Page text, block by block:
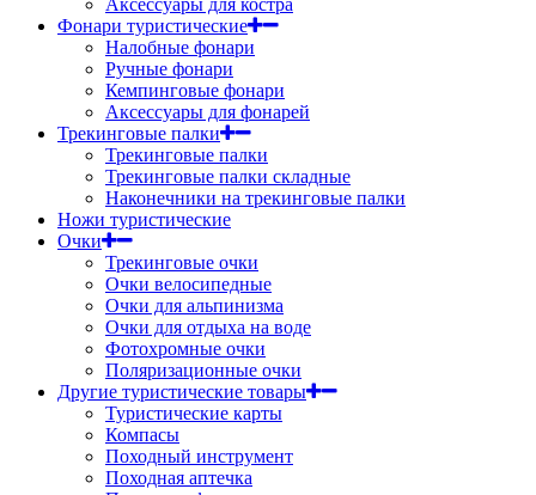
Аксессуары для костра
Фонари туристические
Налобные фонари
Ручные фонари
Кемпинговые фонари
Аксессуары для фонарей
Трекинговые палки
Трекинговые палки
Трекинговые палки складные
Наконечники на трекинговые палки
Ножи туристические
Очки
Трекинговые очки
Очки велосипедные
Очки для альпинизма
Очки для отдыха на воде
Фотохромные очки
Поляризационные очки
Другие туристические товары
Туристические карты
Компасы
Походный инструмент
Походная аптечка